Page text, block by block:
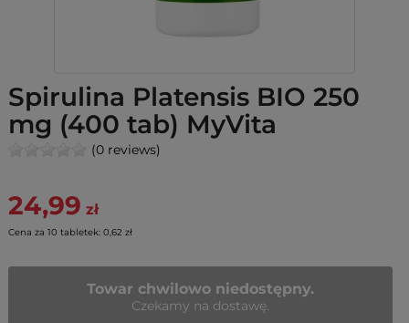
Spirulina Platensis BIO 250
mg (400 tab) MyVita
(0 reviews)
24,99 zł
Cena za 10 tabletek: 0,62 zł
Towar chwilowo niedostępny.
Czekamy na dostawę.